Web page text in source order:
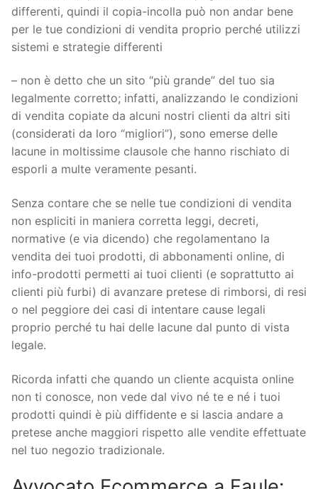
differenti, quindi il copia-incolla può non andar bene
per le tue condizioni di vendita proprio perché utilizzi
sistemi e strategie differenti
– non è detto che un sito “più grande” del tuo sia
legalmente corretto; infatti, analizzando le condizioni
di vendita copiate da alcuni nostri clienti da altri siti
(considerati da loro “migliori”), sono emerse delle
lacune in moltissime clausole che hanno rischiato di
esporli a multe veramente pesanti.
Senza contare che se nelle tue condizioni di vendita
non espliciti in maniera corretta leggi, decreti,
normative (e via dicendo) che regolamentano la
vendita dei tuoi prodotti, di abbonamenti online, di
info-prodotti permetti ai tuoi clienti (e soprattutto ai
clienti più furbi) di avanzare pretese di rimborsi, di resi
o nel peggiore dei casi di intentare cause legali
proprio perché tu hai delle lacune dal punto di vista
legale.
Ricorda infatti che quando un cliente acquista online
non ti conosce, non vede dal vivo né te e né i tuoi
prodotti quindi è più diffidente e si lascia andare a
pretese anche maggiori rispetto alle vendite effettuate
nel tuo negozio tradizionale.